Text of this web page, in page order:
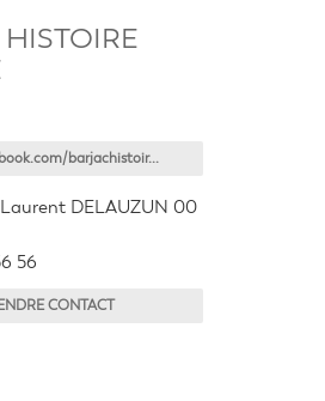
barjachistoir...
DELAUZUN 00
56
CONTACT